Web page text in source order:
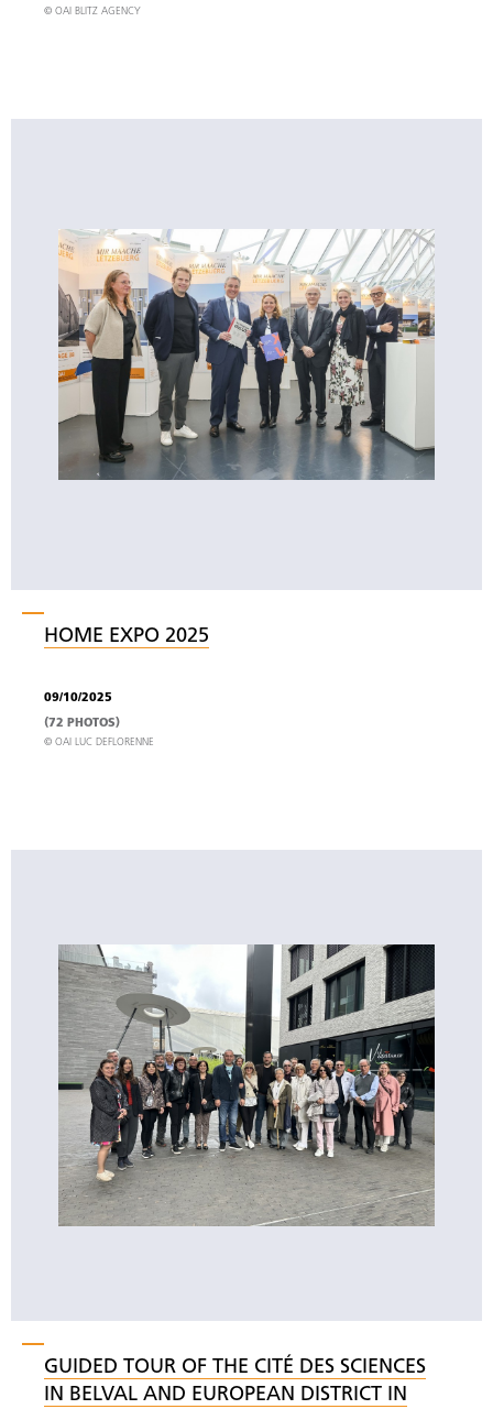
© OAI BLITZ AGENCY
HOME EXPO 2025
09/10/2025
(72 PHOTOS)
© OAI LUC DEFLORENNE
GUIDED TOUR OF THE CITÉ DES SCIENCES
IN BELVAL AND EUROPEAN DISTRICT IN